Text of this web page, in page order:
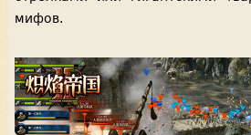
мифов.